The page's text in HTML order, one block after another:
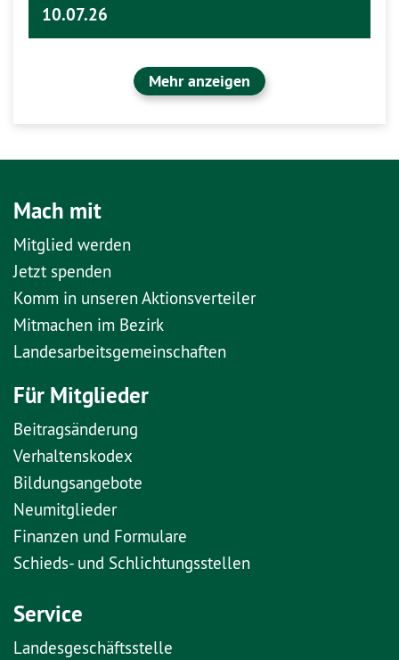
10.07.26
Mehr anzeigen
Mach mit
Mitglied werden
Jetzt spenden
Komm in unseren Aktionsverteiler
Mitmachen im Bezirk
Landesarbeitsgemeinschaften
Für Mitglieder
Beitragsänderung
Verhaltenskodex
Bildungsangebote
Neumitglieder
Finanzen und Formulare
Schieds- und Schlichtungsstellen
Service
Landesgeschäftsstelle